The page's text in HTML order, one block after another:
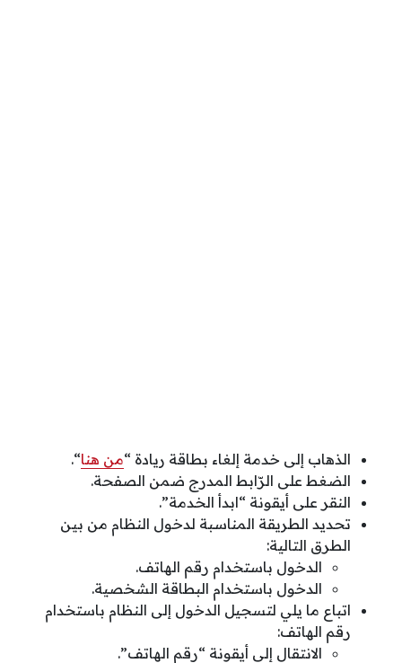
الذهاب إلى خدمة إلغاء بطاقة ريادة “من هنا“.
الضغط على الرّابط المدرج ضمن الصفحة.
النقر على أيقونة “ابدأ الخدمة”.
تحديد الطريقة المناسبة لدخول النظام من بين
الطرق التالية:
الدخول باستخدام رقم الهاتف.
الدخول باستخدام البطاقة الشخصية.
اتباع ما يلي لتسجيل الدخول إلى النظام باستخدام
رقم الهاتف:
الانتقال إلى أيقونة “رقم الهاتف”.